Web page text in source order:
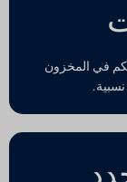
في المخزون